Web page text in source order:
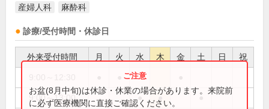
産婦人科 麻酔科
診療/受付時間・休診日
外来受付時間 月 火 水 木 金 土 日 祝
9:00～13:00 ● ● ●
お盆(8月中旬)は休診・休業の場合があります。来院前
に必ず医療機関に直接ご確認ください。